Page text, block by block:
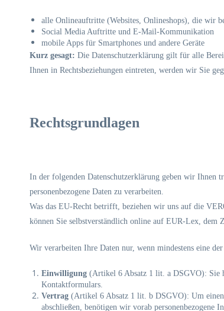
alle Onlineauftritte (Websites, Onlineshops), die wir
Social Media Auftritte und E-Mail-Kommunikation
mobile Apps für Smartphones und andere Geräte
Kurz gesagt: Die Datenschutzerklärung gilt für alle
Ihnen in Rechtsbeziehungen eintreten, werden wir Sie
Rechtsgrundlagen
In der folgenden Datenschutzerklärung geben wir Ihnen
personenbezogene Daten zu verarbeiten.
Was das EU-Recht betrifft, beziehen wir uns auf die
können Sie selbstverständlich online auf EUR-Lex, dem
Wir verarbeiten Ihre Daten nur, wenn mindestens eine
Einwilligung (Artikel 6 Absatz 1 lit. a DSGVO): Sie
Kontaktformulars.
Vertrag (Artikel 6 Absatz 1 lit. b DSGVO): Um
abschließen, benötigen wir vorab personenbezogene